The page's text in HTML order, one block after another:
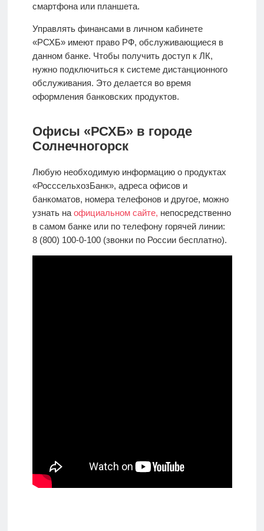
смартфона или планшета.
Управлять финансами в личном кабинете
«РСХБ» имеют право РФ, обслуживающиеся в
данном банке. Чтобы получить доступ к ЛК,
нужно подключиться к системе дистанционного
обслуживания. Это делается во время
оформления банковских продуктов.
Офисы «РСХБ» в городе
Солнечногорск
Любую необходимую информацию о продуктах
«РосссельхозБанк», адреса офисов и
банкоматов, номера телефонов и другое, можно
узнать на официальном сайте, непосредственно
в самом банке или по телефону горячей линии:
8 (800) 100-0-100 (звонки по России бесплатно).